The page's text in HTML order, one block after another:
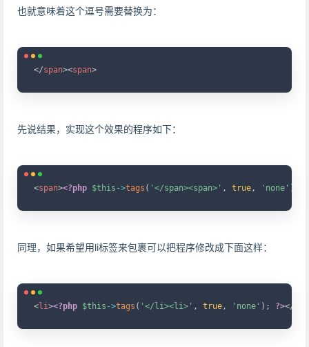
也就意味着这个逗号需要替换为：
</span><span>
先说结果，实现这个效果的程序如下：
<span><?php $this ->tags ( '</span><span>' , true, 'none' )
同理，如果希望用li标签来包裹可以把程序修改成下面这样：
<li><?php $this ->tags ( '</li><li>' , true, 'none' ) ; ?></